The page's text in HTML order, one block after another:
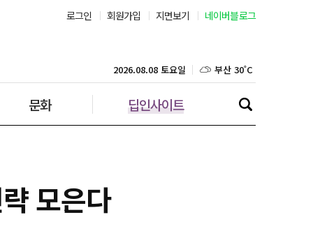
로그인 회원가입 지면보기 네이버블로그
문화 딥인사이트
2026.08.08 토요일 대구 33˚C
인천 31˚C
모은다